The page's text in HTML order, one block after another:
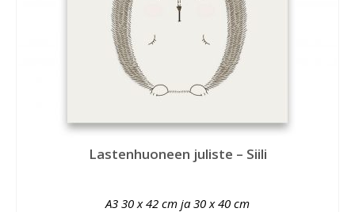
Lastenhuoneen juliste – Siili
A3 30 x 42 cm ja 30 x 40 cm